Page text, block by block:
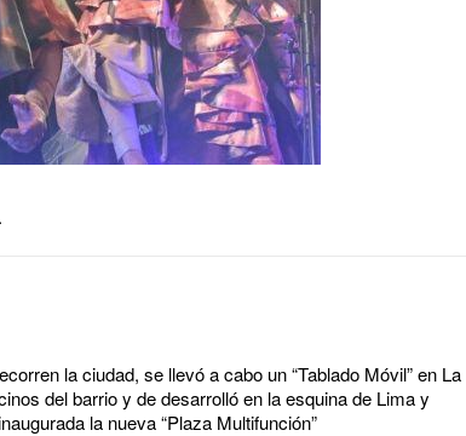
la ciudad, se llevó a cabo un “Tablado Móvil” en La
del barrio y de desarrolló en la esquina de Lima y
la nueva “Plaza Multifunción”